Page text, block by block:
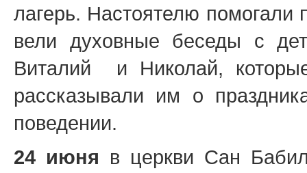
лагерь. Настоятелю помогали
вели духовные беседы с
Виталий и Николай,
рассказывали им о
поведении.
24 июня в церкви Сан